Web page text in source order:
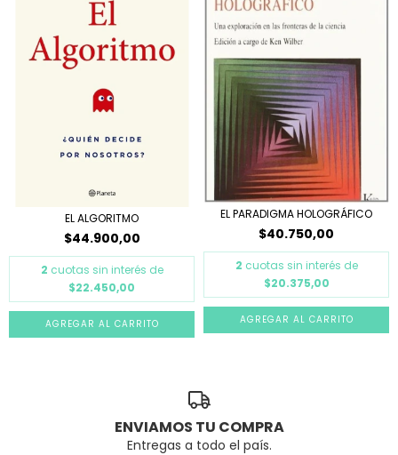
EL ALGORITMO
$44.900,00
2 cuotas sin interés de
$22.450,00
EL PARADIGMA HOLOGRÁFICO
$40.750,00
2 cuotas sin interés de
$20.375,00
ENVIAMOS TU COMPRA
Entregas a todo el país.